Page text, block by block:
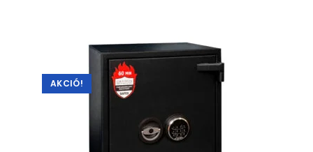
AKCIÓ!